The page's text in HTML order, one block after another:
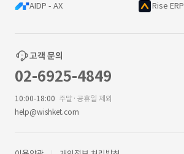
AIDP - AX Rise ERP
고객 문의
02-6925-4849
10:00-18:00 주말·공휴일 제외
help@wishket.com